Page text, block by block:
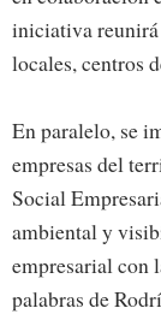
iniciativa reunirá
locales, centros
En paralelo, se
empresas del
Social
ambiental y
empresarial con
palabras de